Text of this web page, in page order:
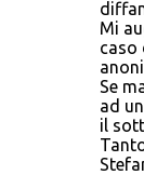
Mi
caso
Se
ad
il